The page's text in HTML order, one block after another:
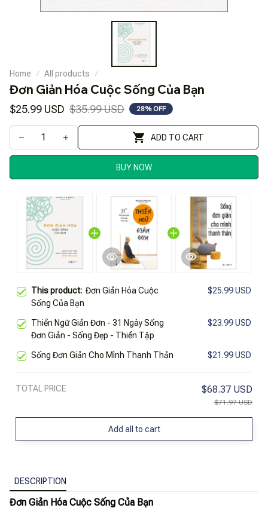
Home All products
Đơn Giản Hóa Cuộc Sống Của Bạn
$25.99 USD $35.99 USD 28% OFF
ADD TO CART
BUY NOW
This product: Đơn Giản Hóa Cuộc
Sống Của Bạn
$25.99 USD
Thiền Ngữ Giản Đơn - 31 Ngày Sống
Đơn Giản - Sống Đẹp - Thiền Tập
$23.99 USD
Sống Đơn Giản Cho Mình Thanh Thản $21.99 USD
TOTAL PRICE $68.37 USD
$71.97 USD
Add all to cart
DESCRIPTION
Đơn Giản Hóa Cuộc Sống Của Bạn